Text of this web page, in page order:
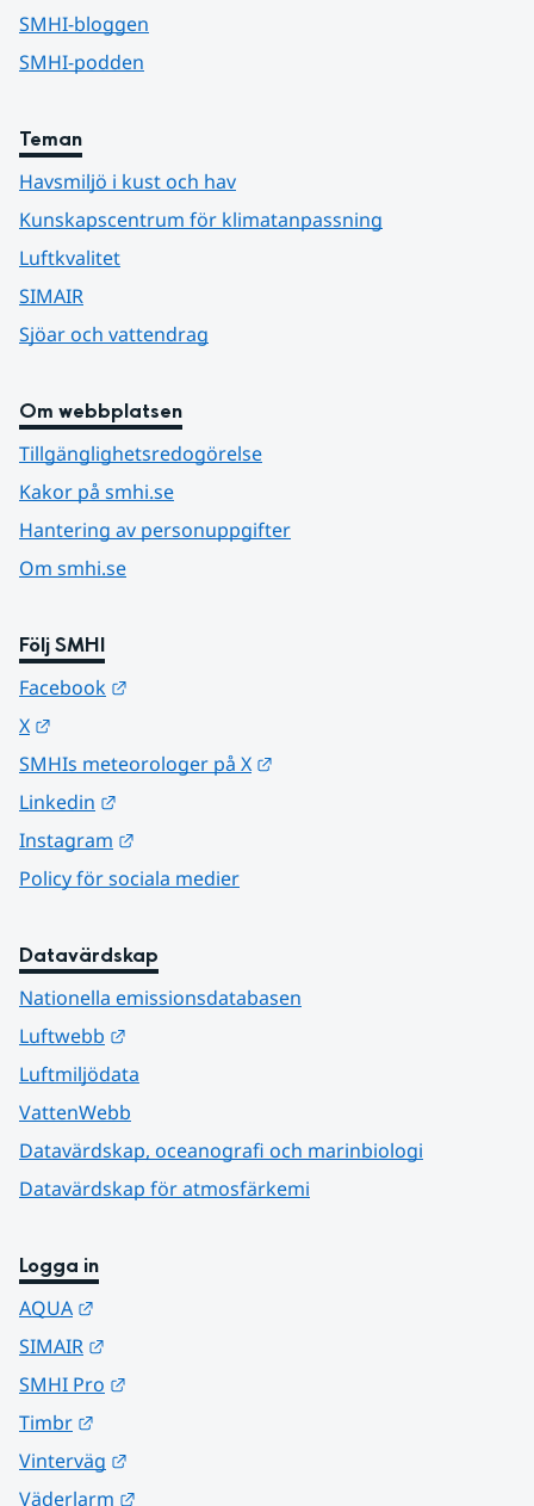
SMHI-bloggen
SMHI-podden
Teman
Havsmiljö i kust och hav
Kunskapscentrum för klimatanpassning
Luftkvalitet
SIMAIR
Sjöar och vattendrag
Om webbplatsen
Tillgänglighetsredogörelse
Kakor på smhi.se
Hantering av personuppgifter
Om smhi.se
Följ SMHI
Facebook
X
SMHIs meteorologer på X
Linkedin
Instagram
Policy för sociala medier
Datavärdskap
Nationella emissionsdatabasen
Luftwebb
Luftmiljödata
VattenWebb
Datavärdskap, oceanografi och marinbiologi
Datavärdskap för atmosfärkemi
Logga in
AQUA
SIMAIR
SMHI Pro
Timbr
Vinterväg
Väderlarm